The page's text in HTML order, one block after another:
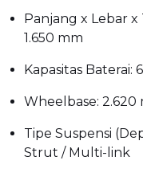
Panjang x Lebar x
1.650 mm
Kapasitas Baterai:
Wheelbase: 2.620
Tipe Suspensi
Strut / Multi-link